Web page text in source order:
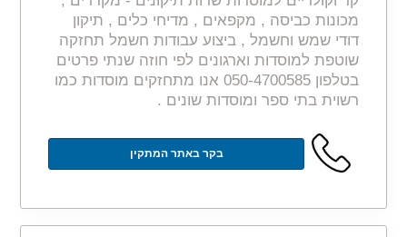
מכונות כביסה , מקפאים , מדיחי כלים , תיקון
דודי שמש וחשמל , ביצוע עבודות חשמל תחזקה
שוטפת למוסדות וארגונים לפי חוזה שנתי פרטים
בטלפון 050-4700585 אנו מתחזקים מוסדות כמו
רשוית בתי ספר ומוסדות שונים .
בקר באתר המתקין